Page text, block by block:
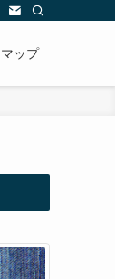
ップ